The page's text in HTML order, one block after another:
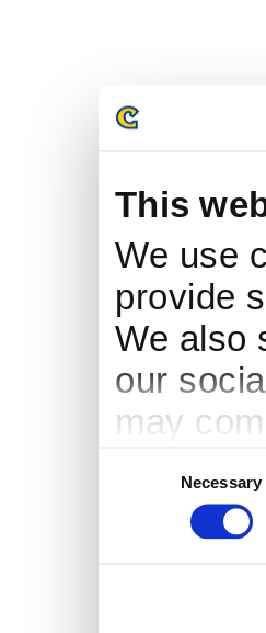
This
We use
provide
We also
our
may
services.
Necessary